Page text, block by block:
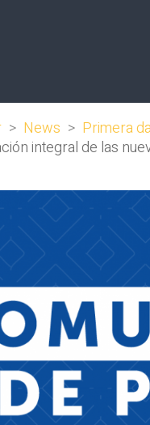
> News > Primera
integral de las